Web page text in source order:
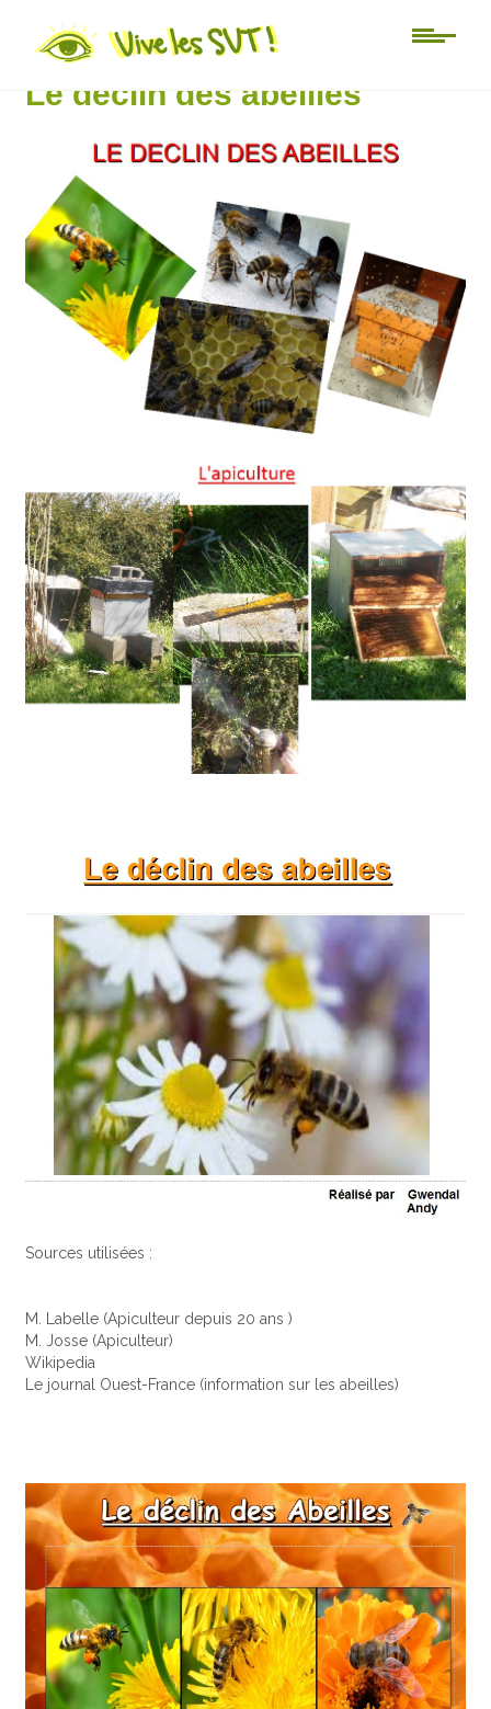
3ème
Le déclin des abeilles
Sources utilisées :
M. Labelle (Apiculteur depuis 20 ans )
M. Josse (Apiculteur)
Wikipedia
Le journal Ouest-France (information sur les abeilles)